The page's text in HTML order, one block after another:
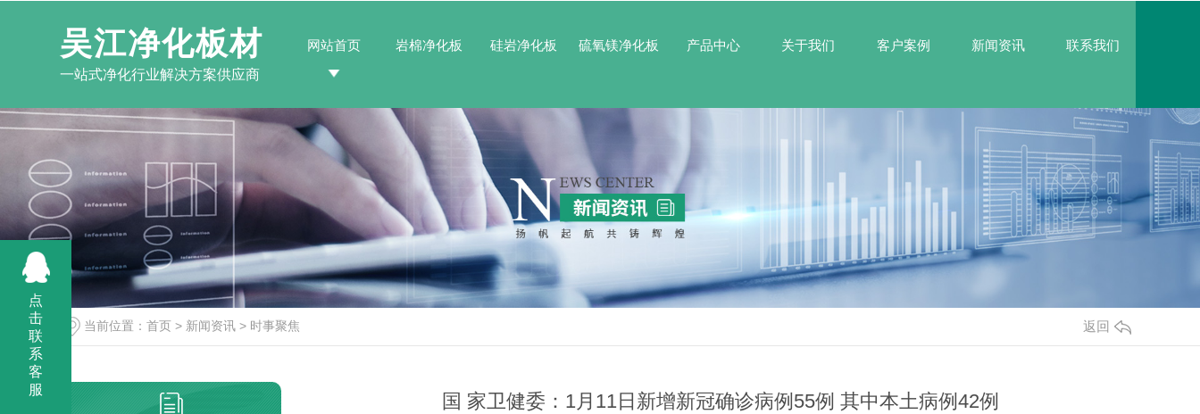
吴江净化板材
一站式净化行业解决方案供应商
网站首页 岩棉净化板 硅岩净化板 硫氧镁净化板 产品中心 关于我们 客户案例 新闻资讯 联系我们
当前位置： 首页 > 新闻资讯 > 时事聚焦 返回
国 家卫健委：1月11日新增新冠确诊病例55例 其中本土病例42例
点
击
联
系
客
服